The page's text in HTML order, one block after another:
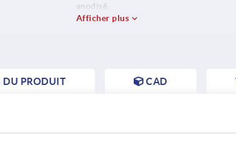
anodisé.
Afficher plus
DU PRODUIT CAD